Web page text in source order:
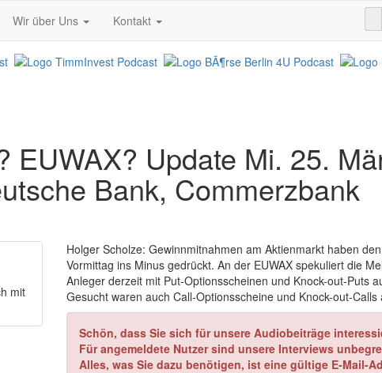
Wir über Uns Kontakt
EUWAX? Update Mi. 25.
Bank, Commerzbank
mit
Holger Scholze: Gewinnmitnahmen am Aktienmarkt haben
Vormittag ins Minus gedrückt. An der EUWAX spekuliert die
Anleger derzeit mit Put-Optionsscheinen und Knock-out-Puts
Gesucht waren auch Call-Optionsscheine und Knock-out-
Schön, dass Sie sich für unsere Audiobeiträge
Für angemeldete Nutzer sind unsere Interviews
Alles, was Sie dazu benötigen, ist eine gültige E-Mail-